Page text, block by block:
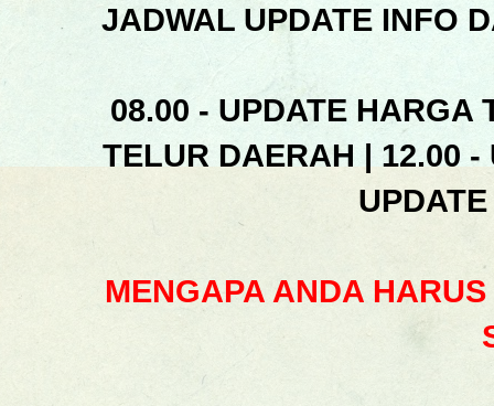
JADWAL UPDATE INFO
08.00 - UPDATE HARGA
TELUR DAERAH | 12.00
MENGAPA ANDA